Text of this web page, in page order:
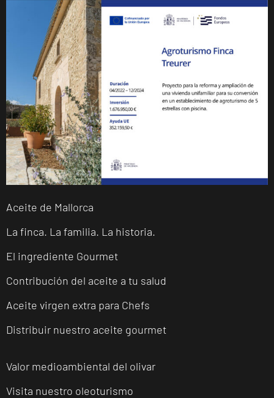
Aceite de Mallorca
La finca. La familia. La historia.
El ingrediente Gourmet
Contribución del aceite a tu salud
Aceite virgen extra para Chefs
Distribuir nuestro aceite gourmet
Valor medioambiental del olivar
Visita nuestro oleoturismo